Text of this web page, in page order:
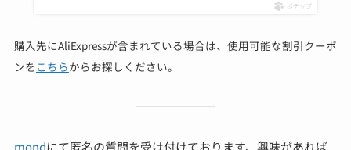
ポチップ
購入先にAliExpressが含まれている場合は、使用可能な割引クーポ
ンを こちらからお探しください。
mondにて匿名の質問を受け付けております、興味があれば